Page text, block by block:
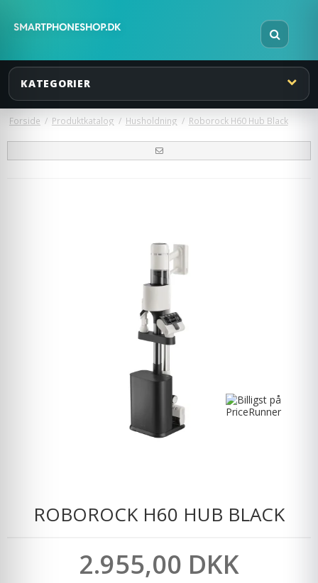
KATEGORIER
Forside / Produktkatalog / Husholdning / Roborock H60 Hub Black
ROBOROCK H60 HUB BLACK
2.955,00 DKK